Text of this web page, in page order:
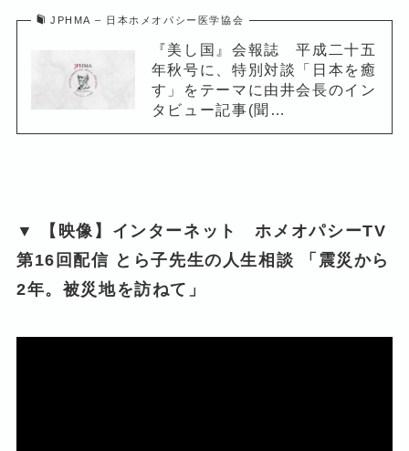
JPHMA – 日本ホメオパシー医学協会
『美し国』会報誌 平成二十五
年秋号に、特別対談「日本を癒
す」をテーマに由井会長のイン
タビュー記事(聞…
▼ 【映像】インターネット ホメオパシーTV
第16回配信 とら子先生の人生相談 「震災から
2年。被災地を訪ねて」